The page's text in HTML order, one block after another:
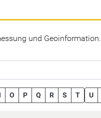
und Geoinformation.
O P Q R S T U